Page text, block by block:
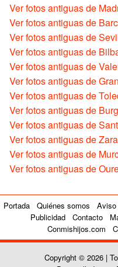
Ver fotos antiguas de
Ver fotos antiguas de
Ver fotos antiguas de
Ver fotos antiguas de
Ver fotos antiguas de
Ver fotos antiguas de
Ver fotos antiguas de
Ver fotos antiguas de
Ver fotos antiguas de
Ver fotos antiguas de
Ver fotos antiguas de
Ver fotos antiguas de
Portada Quiénes somos Aviso
Publicidad
Contacto
Conmishijos.com
Copyright © 2026 |